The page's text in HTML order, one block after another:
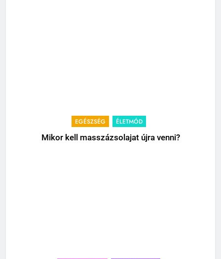
EGÉSZSÉG ÉLETMÓD
Mikor kell masszázsolajat újra venni?